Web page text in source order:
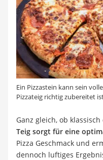
Ein Pizzastein kann sein
Pizzateig richtig zubereitet
Ganz gleich, ob
Teig sorgt für eine
Pizza Geschmack und
dennoch luftiges